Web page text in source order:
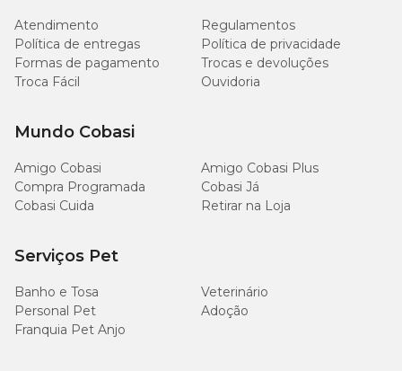
Fósforo (mín.) 0,60% 6.000mg/kg
Sódio (mín.) 0,20%
Potássio (mín.)
Ômega 6 (mín.) 3,00% 30g/kg
Ômega 3 (mín.) 0,38% 3.800mg/kg
DHA (mín.)
Atendimento
Regulamentos
Política de entregas
Política de privacidade
Formas de pagamento
Trocas e devoluções
Troca Fácil
Ouvidoria
Mundo Cobasi
Amigo Cobasi
Amigo Cobasi Plus
Compra Programada
Cobasi Já
Cobasi Cuida
Retirar na Loja
Serviços Pet
Banho e Tosa
Veterinário
Personal Pet
Adoção
Franquia Pet Anjo